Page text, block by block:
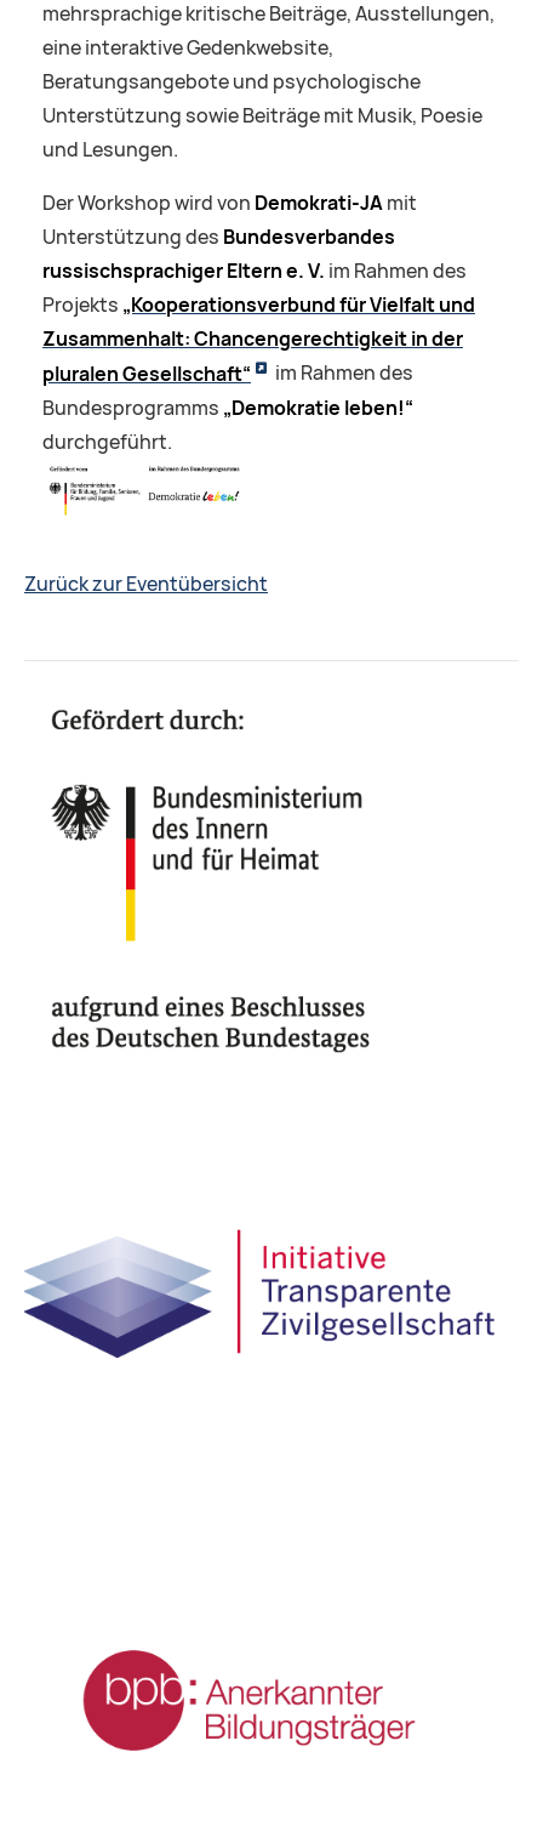
mehrsprachige kritische Beiträge, Ausstellungen,
eine interaktive Gedenkwebsite,
Beratungsangebote und psychologische
Unterstützung sowie Beiträge mit Musik, Poesie
und Lesungen.
Der Workshop wird von Demokrati-JAmit
Unterstützung des Bundesverbandes
russischsprachiger Eltern e. V. im Rahmen des
Projekts „Kooperationsverbund für Vielfalt und
Zusammenhalt: Chancengerechtigkeit in der
pluralen Gesellschaft“
im Rahmen des
Bundesprogramms „Demokratie leben!“
durchgeführt.
Zurück zur Eventübersicht